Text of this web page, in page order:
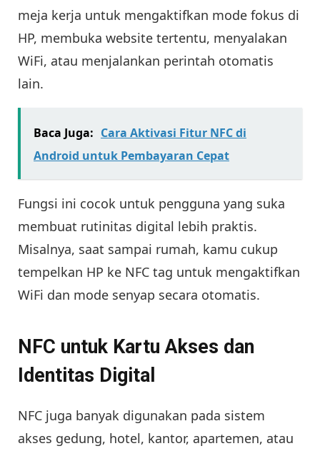
meja kerja untuk mengaktifkan mode fokus di
HP, membuka website tertentu, menyalakan
WiFi, atau menjalankan perintah otomatis
lain.
Baca Juga: Cara Aktivasi Fitur NFC di
Android untuk Pembayaran Cepat
Fungsi ini cocok untuk pengguna yang suka
membuat rutinitas digital lebih praktis.
Misalnya, saat sampai rumah, kamu cukup
tempelkan HP ke NFC tag untuk mengaktifkan
WiFi dan mode senyap secara otomatis.
NFC untuk Kartu Akses dan
Identitas Digital
NFC juga banyak digunakan pada sistem
akses gedung, hotel, kantor, apartemen, atau